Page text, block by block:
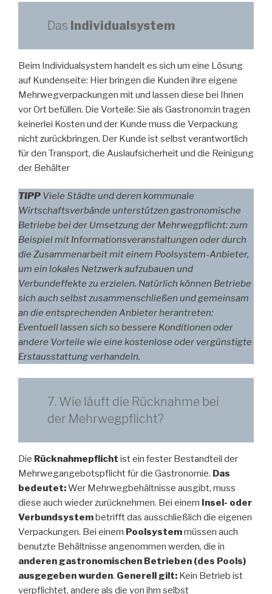
Das Individualsystem
Beim Individualsystem handelt es sich um eine Lösung
auf Kundenseite: Hier bringen die Kunden ihre eigene
Mehrwegverpackungen mit und lassen diese bei Ihnen
vor Ort befüllen. Die Vorteile: Sie als Gastronom:in tragen
keinerlei Kosten und der Kunde muss die Verpackung
nicht zurückbringen. Der Kunde ist selbst verantwortlich
für den Transport, die Auslaufsicherheit und die Reinigung
der Behälter
TIPP Viele Städte und deren kommunale
Wirtschaftsverbände unterstützen gastronomische
Betriebe bei der Umsetzung der Mehrwegpflicht: zum
Beispiel mit Informationsveranstaltungen oder durch
die Zusammenarbeit mit einem Poolsystem-Anbieter,
um ein lokales Netzwerk aufzubauen und
Verbundeffekte zu erzielen. Natürlich können Betriebe
sich auch selbst zusammenschließen und gemeinsam
an die entsprechenden Anbieter herantreten:
Eventuell lassen sich so bessere Konditionen oder
andere Vorteile wie eine kostenlose oder vergünstigte
Erstausstattung verhandeln.
7. Wie läuft die Rücknahme bei
der Mehrwegpflicht?
Die Rücknahmepflicht ist ein fester Bestandteil der
Mehrwegangebotspflicht für die Gastronomie. Das
bedeutet:Wer Mehrwegbehältnisse ausgibt, muss
diese auch wieder zurücknehmen. Bei einem Insel- oder
Verbundsystembetrifft das ausschließlich die eigenen
Verpackungen. Bei einem Poolsystemmüssen auch
benutzte Behältnisse angenommen werden, die in
anderen gastronomischen Betrieben (des Pools)
ausgegeben wurden. Generell gilt: Kein Betrieb ist
verpflichtet, andere als die von ihm selbst